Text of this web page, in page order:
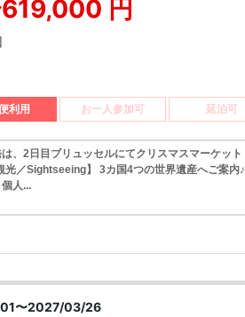
円
利用 お一人参加可 延泊可
、2日目ブリュッセルにてクリスマスマーケット
光／Sightseeing】 3カ国4つの世界遺産へご案内♪
人...
〜2027/03/26